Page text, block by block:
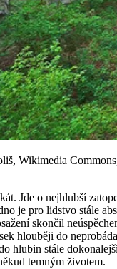
Wikimedia
Jde o nejhlubší
je pro lidstvo stále
skončil
hlouběji do
hlubin stále
temným životem.